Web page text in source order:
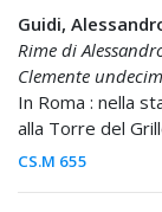
Guidi,
Rime di
Clemente
In Roma : nella
alla Torre del
CS.M 655